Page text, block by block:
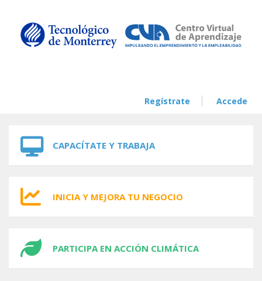
Regístrate Accede
CAPACÍTATE Y TRABAJA
INICIA Y MEJORA TU NEGOCIO
PARTICIPA EN ACCIÓN CLIMÁTICA